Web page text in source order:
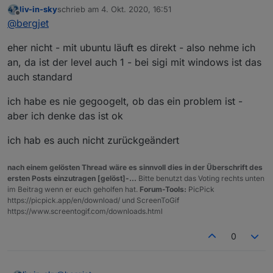
Muss man sich Sorgen machen wenn man
SECLEVEL=1 auf 1 setzt?
Offline
liv-in-skyschrieb am 4. Okt. 2020, 16:51
zuletzt editiert von
@bergjet
eher nicht - mit ubuntu läuft es direkt - also nehme ich
an, da ist der level auch 1 - bei sigi mit windows ist das
auch standard
ich habe es nie gegoogelt, ob das ein problem ist -
aber ich denke das ist ok
ich hab es auch nicht zurückgeändert
nach einem gelösten Thread wäre es sinnvoll dies in der Überschrift des
ersten Posts einzutragen [gelöst]-... Bitte benutzt das Voting rechts unten
im Beitrag wenn er euch geholfen hat. Forum-Tools: PicPick
https://picpick.app/en/download/ und ScreenToGif
https://www.screentogif.com/downloads.html
0